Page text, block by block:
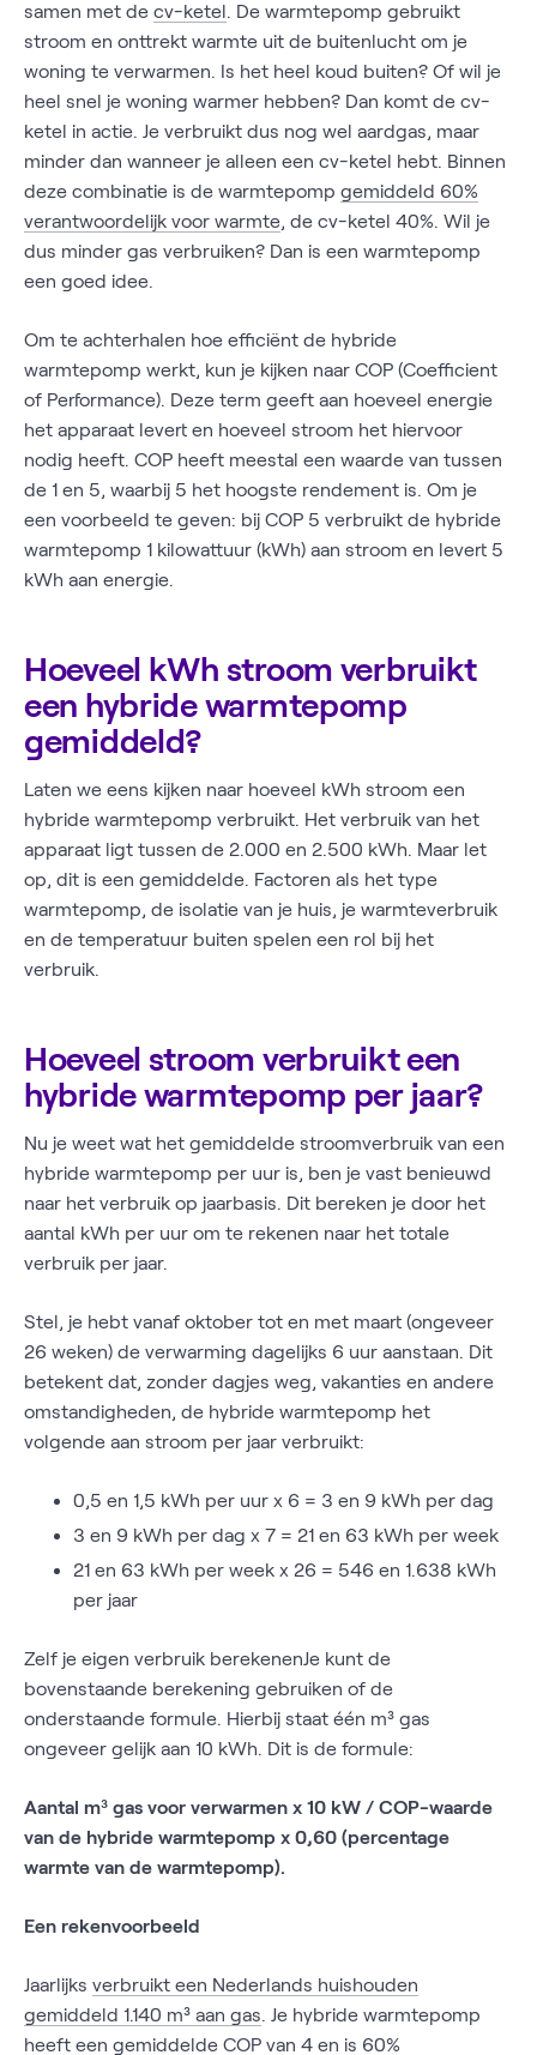
samen met de cv-ketel. De warmtepomp gebruikt
stroom en onttrekt warmte uit de buitenlucht om je
woning te verwarmen. Is het heel koud buiten? Of wil je
heel snel je woning warmer hebben? Dan komt de cv-
ketel in actie. Je verbruikt dus nog wel aardgas, maar
minder dan wanneer je alleen een cv-ketel hebt. Binnen
deze combinatie is de warmtepomp gemiddeld 60%
verantwoordelijk voor warmte, de cv-ketel 40%. Wil je
dus minder gas verbruiken? Dan is een warmtepomp
een goed idee.
Om te achterhalen hoe efficiënt de hybride
warmtepomp werkt, kun je kijken naar COP (Coefficient
of Performance). Deze term geeft aan hoeveel energie
het apparaat levert en hoeveel stroom het hiervoor
nodig heeft. COP heeft meestal een waarde van tussen
de 1 en 5, waarbij 5 het hoogste rendement is. Om je
een voorbeeld te geven: bij COP 5 verbruikt de hybride
warmtepomp 1 kilowattuur (kWh) aan stroom en levert 5
kWh aan energie.
Hoeveel kWh stroom verbruikt
een hybride warmtepomp
gemiddeld?
Laten we eens kijken naar hoeveel kWh stroom een
hybride warmtepomp verbruikt. Het verbruik van het
apparaat ligt tussen de 2.000 en 2.500 kWh. Maar let
op, dit is een gemiddelde. Factoren als het type
warmtepomp, de isolatie van je huis, je warmteverbruik
en de temperatuur buiten spelen een rol bij het
verbruik.
Hoeveel stroom verbruikt een
hybride warmtepomp per jaar?
Nu je weet wat het gemiddelde stroomverbruik van een
hybride warmtepomp per uur is, ben je vast benieuwd
naar het verbruik op jaarbasis. Dit bereken je door het
aantal kWh per uur om te rekenen naar het totale
verbruik per jaar.
Stel, je hebt vanaf oktober tot en met maart (ongeveer
26 weken) de verwarming dagelijks 6 uur aanstaan. Dit
betekent dat, zonder dagjes weg, vakanties en andere
omstandigheden, de hybride warmtepomp het
volgende aan stroom per jaar verbruikt:
0,5 en 1,5 kWh per uur x 6 = 3 en 9 kWh per dag
3 en 9 kWh per dag x 7 = 21 en 63 kWh per week
21 en 63 kWh per week x 26 = 546 en 1.638 kWh
per jaar
Zelf je eigen verbruik berekenenJe kunt de
bovenstaande berekening gebruiken of de
onderstaande formule. Hierbij staat één m³ gas
ongeveer gelijk aan 10 kWh. Dit is de formule:
Aantal m³ gas voor verwarmen x 10 kW / COP-waarde
van de hybride warmtepomp x 0,60 (percentage
warmte van de warmtepomp).
Een rekenvoorbeeld
Jaarlijks verbruikt een Nederlands huishouden
gemiddeld 1.140 m³ aan gas. Je hybride warmtepomp
heeft een gemiddelde COP van 4 en is 60%